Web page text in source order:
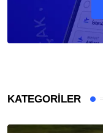
KATEGORILER